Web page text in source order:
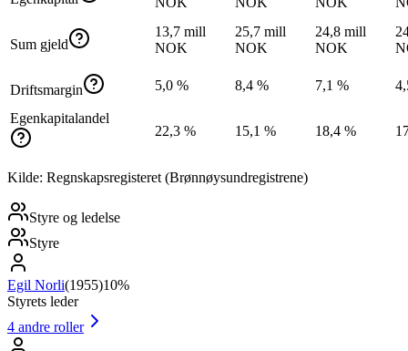
Sum gjeld
13,7 mill
NOK
25,7 mill
NOK
24,8 mill
NOK
Driftsmargin 5,0 % 8,4 % 7,1 %
Egenkapitalandel
22,3 %
15,1 % 18,4 %
Kilde: Regnskapsregisteret (Brønnøysundregistrene)
Styre og ledelse
Styre
Egil Norli(1955)10%
Styrets leder
4 andre roller